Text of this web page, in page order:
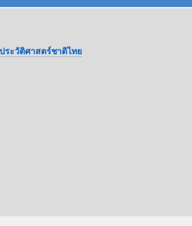
ระวัติศาสตร์ชาติไทย